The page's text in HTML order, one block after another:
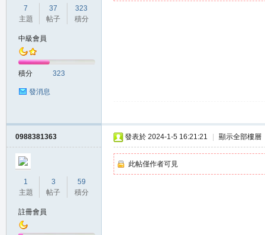
7
主題
37
帖子
323
積分
中級會員
積分 323
發消息
0988381363
1
主題
3
帖子
59
積分
註冊會員
發表於 2024-1-5 16:21:21 顯示全部樓層
此帖僅作者可見